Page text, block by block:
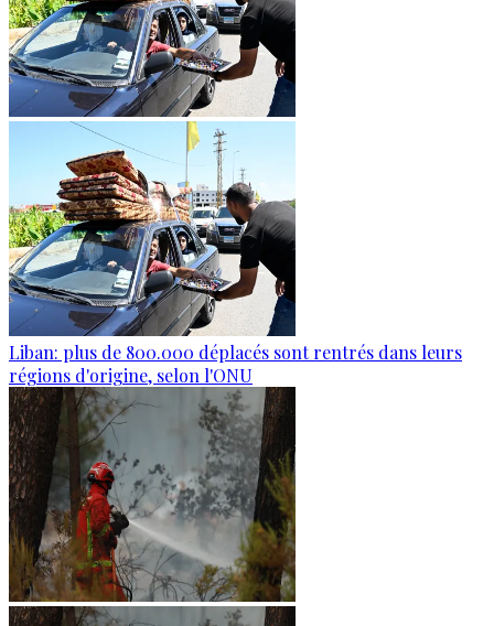
Liban: plus de 800.000 déplacés sont rentrés dans leurs
régions d'origine, selon l'ONU